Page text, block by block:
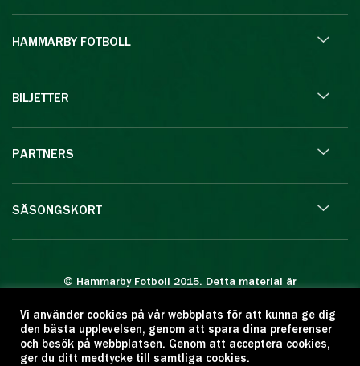
HAMMARBY FOTBOLL
BILJETTER
PARTNERS
SÄSONGSKORT
© Hammarby Fotboll 2015. Detta material är
Eftertryck eller annan kopiering är förbjuden.
Citera oss gärna men ange källan:
www.hammarbyfotboll.se. Ansvarig utgivare:
Vi använder cookies på vår webbplats för att kunna ge dig
den bästa upplevelsen, genom att spara dina preferenser
och besök på webbplatsen. Genom att acceptera cookies,
ger du ditt medtycke till samtliga cookies.